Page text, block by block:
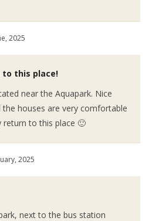
2025
to this place!
near the Aquapark. Nice
the houses are very comfortable
return to this place 🙂
2025
next to the bus station